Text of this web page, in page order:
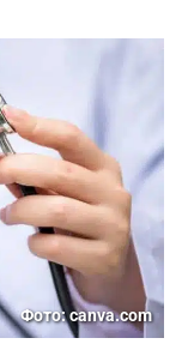
Фото: canva.com